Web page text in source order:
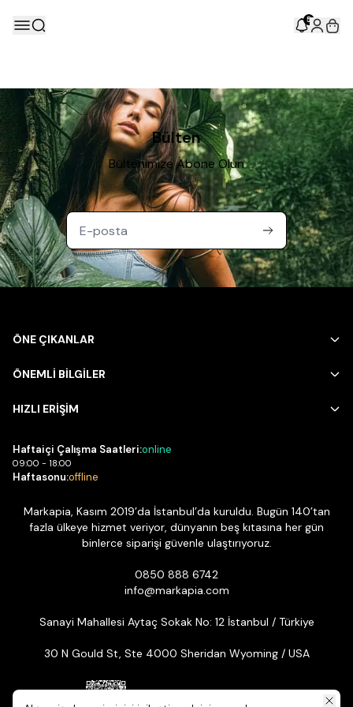
5
Bülten
Bültenimize Abone Olun
ÖNE ÇIKANLAR
ÖNEMLİ BİLGİLER
HIZLI ERİŞİM
Haftaiçi Çalışma Saatleri:online
09:00 - 18:00
Haftasonu:offline
Markapia, Kasım 2019’da İstanbul’da kuruldu. Bugün 140’tan
fazla ülkeye hizmet veriyor, dünyanın beş kıtasına her gün
binlerce siparişi güvenle ulaştırıyoruz.
0850 888 6742
info@markapia.com
Sanayi Mahallesi Aytaç Sokak No: 12 İstanbul / Türkiye
30 N Gould St, Ste 4000 Sheridan Wyoming / USA